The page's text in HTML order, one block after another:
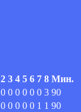
2 3 4 5 6 7 8 Мин.
0 0 0 0 0 0 3 90
0 0 0 0 0 1 1 90